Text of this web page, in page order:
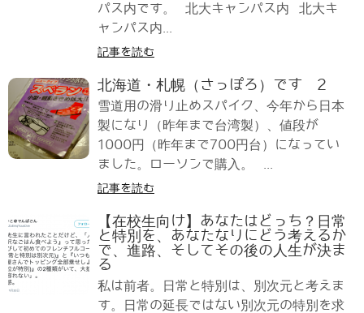
パス内です。 北大キャンパス内 北大キ
ャンパス内...
記事を読む
北海道・札幌（さっぽろ）です 2
雪道用の滑り止めスパイク、今年から日本
製になり（昨年まで台湾製）、値段が
1000円（昨年まで700円台）になってい
ました。ローソンで購入。 ...
記事を読む
【在校生向け】あなたはどっち？日常
と特別を、あなたなりにどう考えるか
で、進路、そしてその後の人生が決ま
る
私は前者。日常と特別は、別次元と考えま
す。日常の延長ではない別次元の特別を求